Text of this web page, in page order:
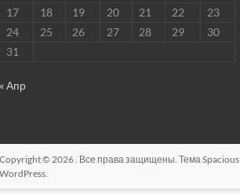
17
18 19 20 21 22
23
24
25 26 27 28 29
30
31
« Апр
Copyright © 2026 . Все права защищены. Тема Spacious
WordPress